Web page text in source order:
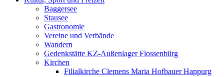
Baggersee
Stausee
Gastronomie
Vereine und Verbände
Wandern
Gedenkstätte KZ-Außenlager Flossenbürg
Kirchen
Filialkirche Clemens Maria Hofbauer Happurg